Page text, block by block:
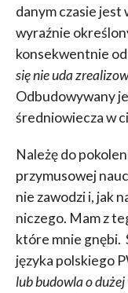
danym czasie jest
wyraźnie
konsekwentnie
się nie uda
Odbudowywany
średniowiecza w
Należę do
przymusowej
nie zawodzi i, jak
niczego. Mam z
które mnie gnębi.
języka polskiego
lub budowla o